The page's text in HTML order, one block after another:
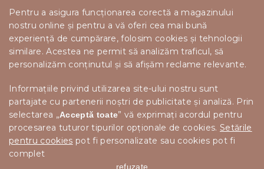
Pentru a asigura funcționarea corectă a magazinului
nostru online și pentru a vă oferi cea mai bună
experiență de cumpărare, folosim cookies și tehnologii
similare. Acestea ne permit să analizăm traficul, să
personalizăm conținutul și să afișăm reclame relevante.
Informațiile privind utilizarea site-ului nostru sunt
partajate cu partenerii noștri de publicitate și analiză. Prin
selectarea „Acceptă toate” vă exprimați acordul pentru
procesarea tuturor tipurilor opționale de cookies. Setările
pentru cookies pot fi personalizate sau cookies pot fi
complet
refuzate